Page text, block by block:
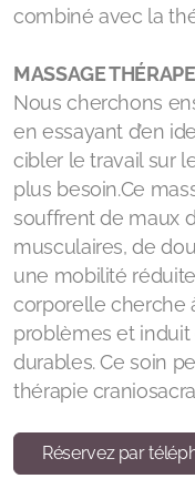
combiné avec la
MASSAGE
Nous cherchons
en essayant d’en
cibler le travail sur
plus besoin.Ce
souffrent de maux
musculaires, de
une mobilité
corporelle cherche
problèmes et
durables. Ce soin
thérapie
Réservez par